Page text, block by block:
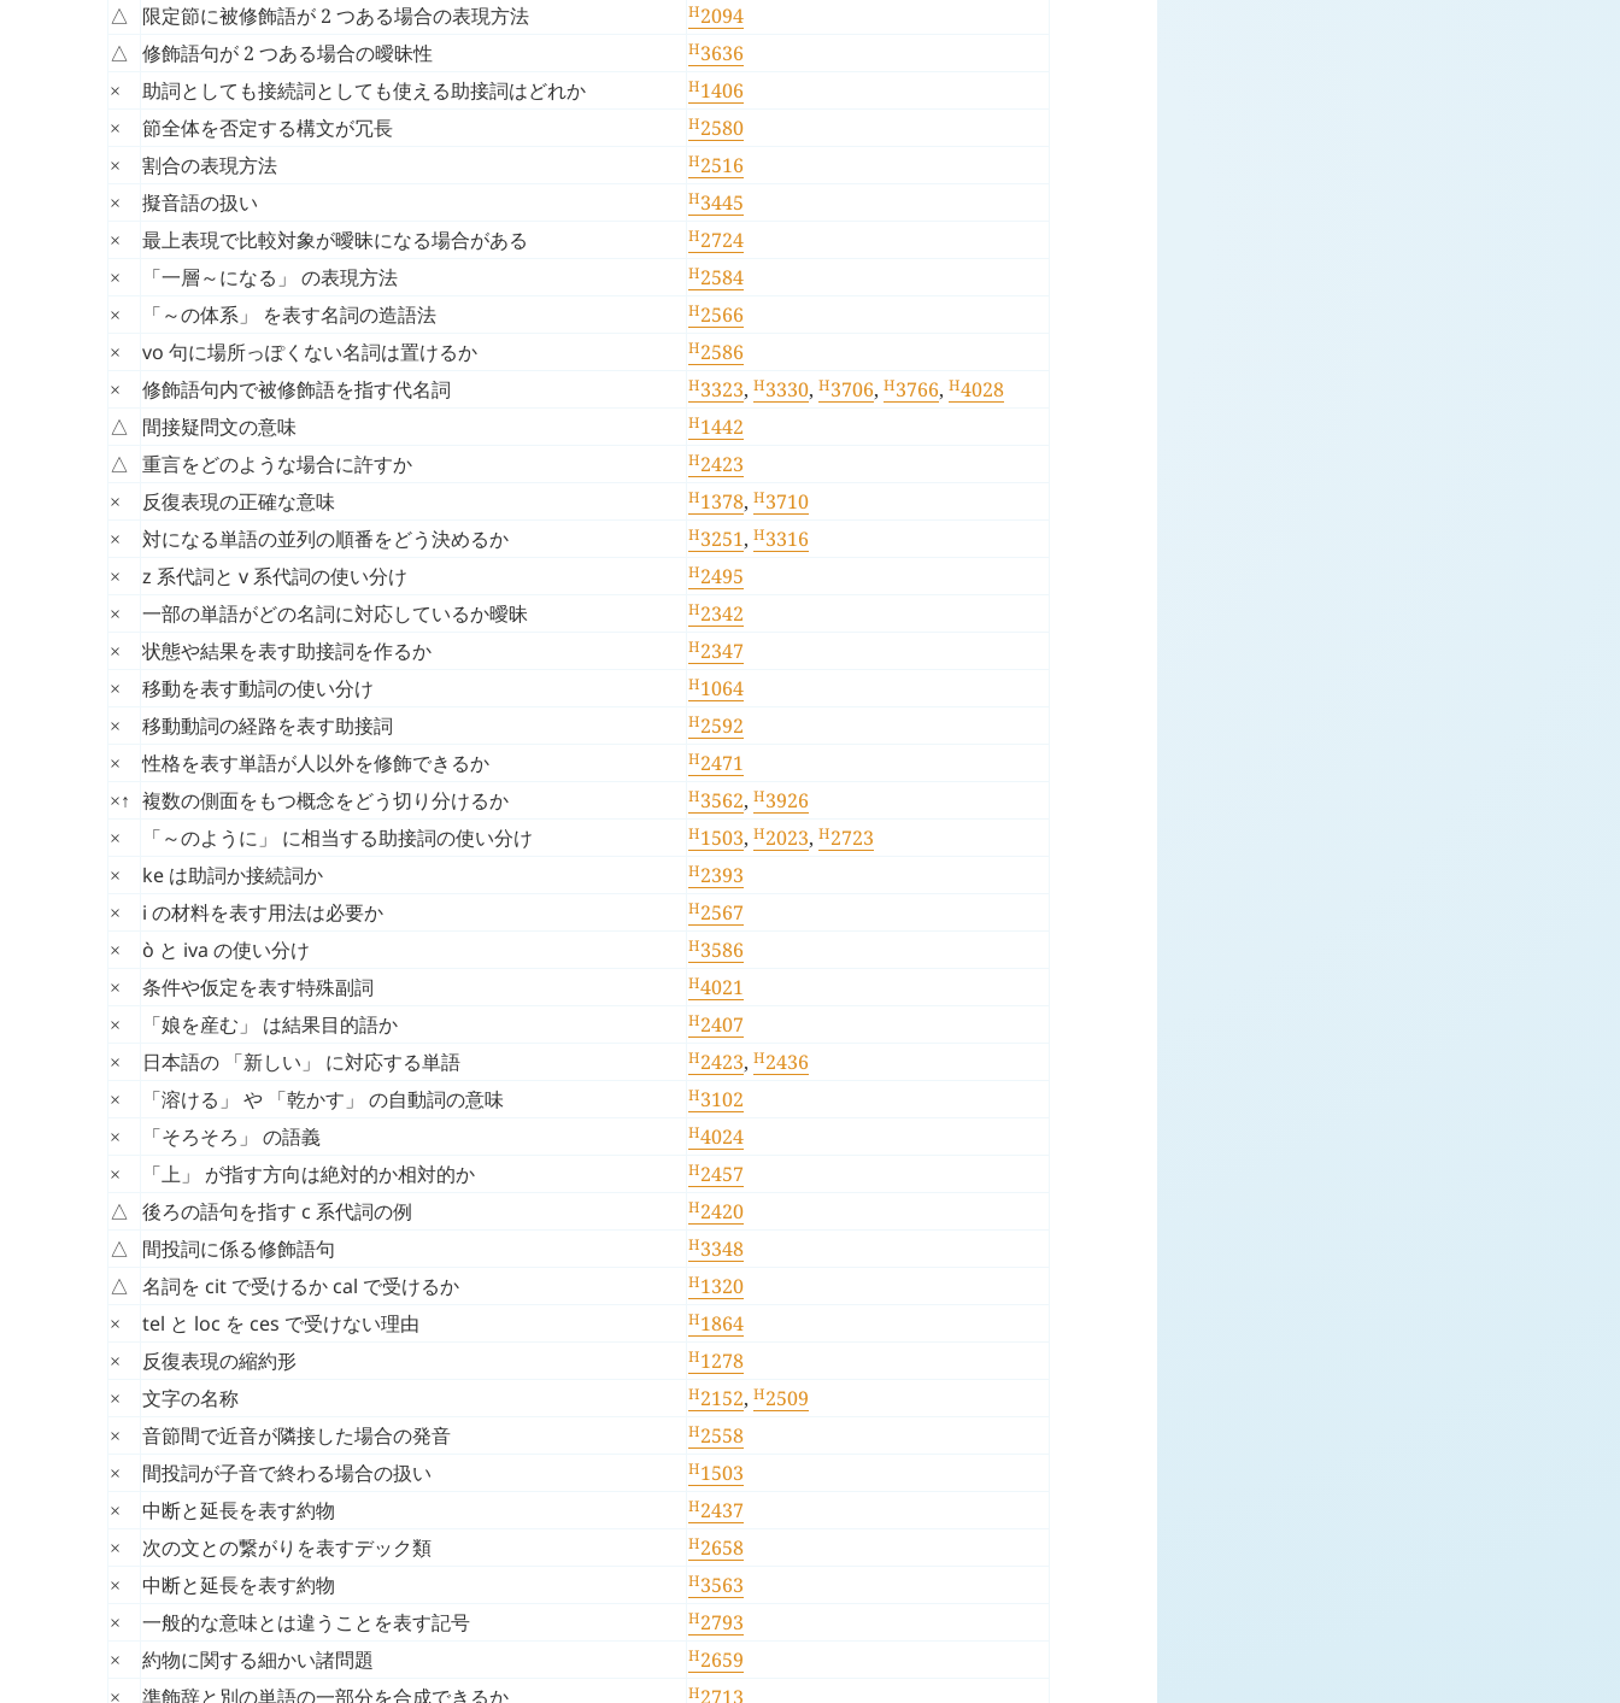
△ 限定節に被修飾語が 2 つある場合の表現方法 H2094
△ 修飾語句が 2 つある場合の曖昧性 H3636
× 助詞としても接続詞としても使える助接詞はどれか H1406
× 節全体を否定する構文が冗長 H2580
× 割合の表現方法 H2516
× 擬音語の扱い H3445
× 最上表現で比較対象が曖昧になる場合がある H2724
× 「一層～になる」 の表現方法 H2584
× 「～の体系」 を表す名詞の造語法 H2566
× vo 句に場所っぽくない名詞は置けるか H2586
× 修飾語句内で被修飾語を指す代名詞 H3323, H3330, H3706, H3766, H4028
△ 間接疑問文の意味 H1442
△ 重言をどのような場合に許すか H2423
× 反復表現の正確な意味 H1378, H3710
× 対になる単語の並列の順番をどう決めるか H3251, H3316
× z 系代詞と v 系代詞の使い分け H2495
× 一部の単語がどの名詞に対応しているか曖昧 H2342
× 状態や結果を表す助接詞を作るか H2347
× 移動を表す動詞の使い分け H1064
× 移動動詞の経路を表す助接詞 H2592
× 性格を表す単語が人以外を修飾できるか H2471
×↑ 複数の側面をもつ概念をどう切り分けるか H3562, H3926
× 「～のように」 に相当する助接詞の使い分け H1503, H2023, H2723
× ke は助詞か接続詞か H2393
× i の材料を表す用法は必要か H2567
× ò と iva の使い分け H3586
× 条件や仮定を表す特殊副詞 H4021
× 「娘を産む」 は結果目的語か H2407
× 日本語の 「新しい」 に対応する単語 H2423, H2436
× 「溶ける」 や 「乾かす」 の自動詞の意味 H3102
× 「そろそろ」 の語義 H4024
× 「上」 が指す方向は絶対的か相対的か H2457
△ 後ろの語句を指す c 系代詞の例 H2420
△ 間投詞に係る修飾語句 H3348
△ 名詞を cit で受けるか cal で受けるか H1320
× tel と loc を ces で受けない理由 H1864
× 反復表現の縮約形 H1278
× 文字の名称 H2152, H2509
× 音節間で近音が隣接した場合の発音 H2558
× 間投詞が子音で終わる場合の扱い H1503
× 中断と延長を表す約物 H2437
× 次の文との繋がりを表すデック類 H2658
× 中断と延長を表す約物 H3563
× 一般的な意味とは違うことを表す記号 H2793
× 約物に関する細かい諸問題 H2659
× 準飾辞と別の単語の一部分を合成できるか H2713